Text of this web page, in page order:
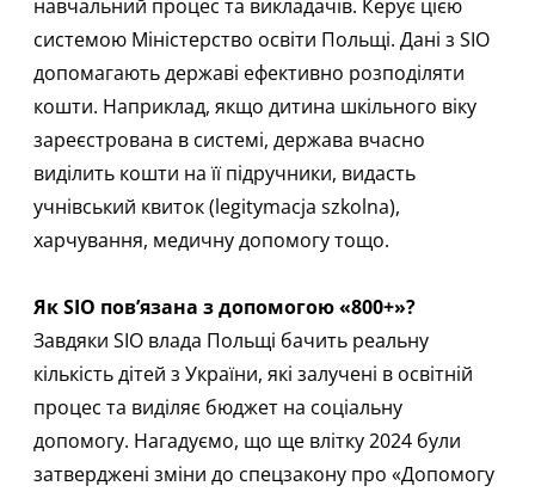
навчальний процес та викладачів. Керує цією
системою Міністерство освіти Польщі. Дані з SIO
допомагають державі ефективно розподіляти
кошти. Наприклад, якщо дитина шкільного віку
зареєстрована в системі, держава вчасно
виділить кошти на її підручники, видасть
учнівський квиток(legitymacja szkolna),
харчування, медичну допомогу тощо.
Як SIO пов’язана з допомогою «800+»?
Завдяки SIO влада Польщі бачить реальну
кількість дітей з України, які залучені в освітній
процес та виділяє бюджет на соціальну
допомогу. Нагадуємо, що ще влітку 2024 були
затверджені зміни до спецзакону про «Допомогу